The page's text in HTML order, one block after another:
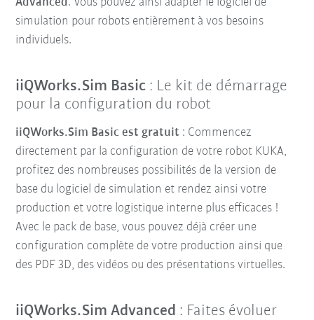
simulation pour robots entièrement à vos besoins
individuels.
iiQWorks.Sim Basic : Le kit de démarrage
pour la configuration du robot
iiQWorks.Sim Basic est gratuit : Commencez
directement par la configuration de votre robot KUKA,
profitez des nombreuses possibilités de la version de
base du logiciel de simulation et rendez ainsi votre
production et votre logistique interne plus efficaces !
Avec le pack de base, vous pouvez déjà créer une
configuration complète de votre production ainsi que
des PDF 3D, des vidéos ou des présentations virtuelles.
iiQWorks.Sim Advanced : Faites évoluer